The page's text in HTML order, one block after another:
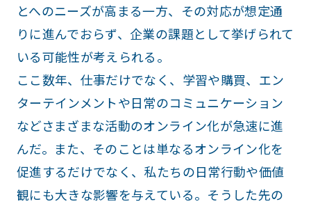
とへのニーズが高まる一方、その対応が想定通
りに進んでおらず、企業の課題として挙げられて
いる可能性が考えられる。
ここ数年、仕事だけでなく、学習や購買、エン
ターテインメントや日常のコミュニケーション
などさまざまな活動のオンライン化が急速に進
んだ。また、そのことは単なるオンライン化を
促進するだけでなく、私たちの日常行動や価値
観にも大きな影響を与えている。そうした先の